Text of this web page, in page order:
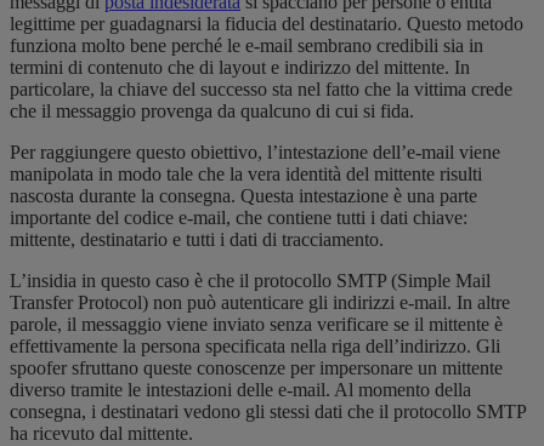
legittime per guadagnarsi la fiducia del destinatario. Questo metodo
funziona molto bene perché le e-mail sembrano credibili sia in
termini di contenuto che di layout e indirizzo del mittente. In
particolare, la chiave del successo sta nel fatto che la vittima crede
che il messaggio provenga da qualcuno di cui si fida.
Per raggiungere questo obiettivo, l’intestazione dell’e-mail viene
manipolata in modo tale che la vera identità del mittente risulti
nascosta durante la consegna. Questa intestazione è una parte
importante del codice e-mail, che contiene tutti i dati chiave:
mittente, destinatario e tutti i dati di tracciamento.
L’insidia in questo caso è che il protocollo SMTP (Simple Mail
Transfer Protocol) non può autenticare gli indirizzi e-mail. In altre
parole, il messaggio viene inviato senza verificare se il mittente è
effettivamente la persona specificata nella riga dell’indirizzo. Gli
spoofer sfruttano queste conoscenze per impersonare un mittente
diverso tramite le intestazioni delle e-mail. Al momento della
consegna, i destinatari vedono gli stessi dati che il protocollo SMTP
ha ricevuto dal mittente.